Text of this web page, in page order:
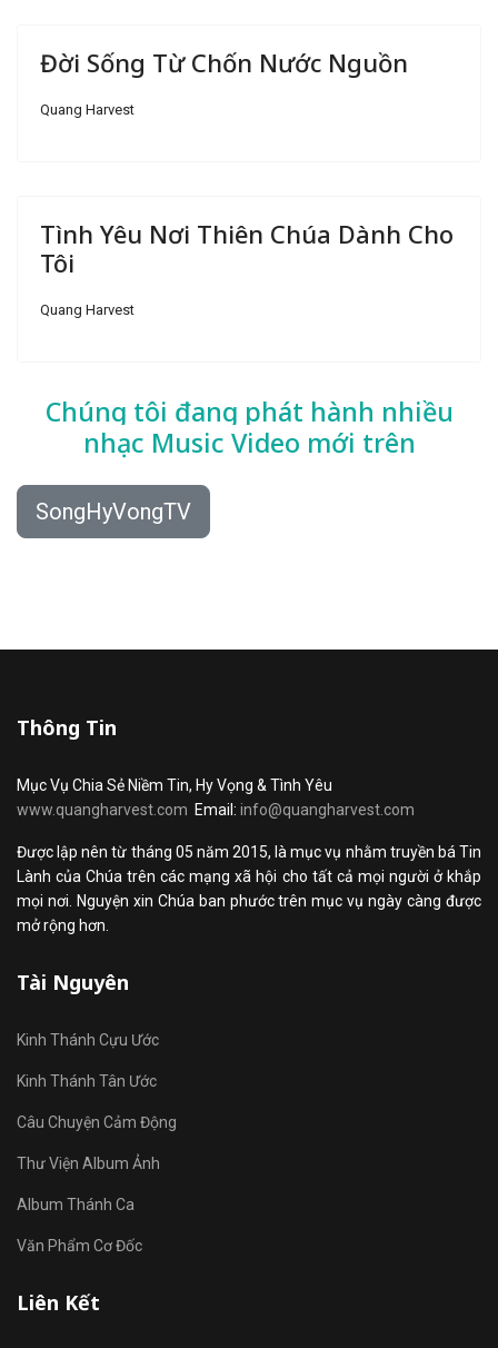
Đời Sống Từ Chốn Nước Nguồn
Quang Harvest
Tình Yêu Nơi Thiên Chúa Dành Cho
Tôi
Quang Harvest
Chúng tôi đang phát hành nhiều
nhạc Music Video mới trên
SongHyVongTV
Thông Tin
Mục Vụ Chia Sẻ Niềm Tin, Hy Vọng & Tình Yêu
www.quangharvest.com Email: info@quangharvest.com
Được lập nên từ tháng 05 năm 2015, là mục vụ nhằm truyền bá Tin
Lành của Chúa trên các mạng xã hội cho tất cả mọi người ở khắp
mọi nơi. Nguyện xin Chúa ban phước trên mục vụ ngày càng được
mở rộng hơn.
Tài Nguyên
Kinh Thánh Cựu Ước
Kinh Thánh Tân Ước
Câu Chuyện Cảm Động
Thư Viện Album Ảnh
Album Thánh Ca
Văn Phẩm Cơ Đốc
Liên Kết